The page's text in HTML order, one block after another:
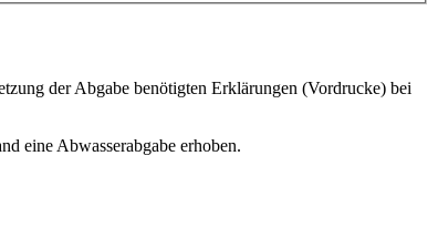
der Abgabe benötigten Erklärungen (Vordrucke) bei
eine Abwasserabgabe erhoben.